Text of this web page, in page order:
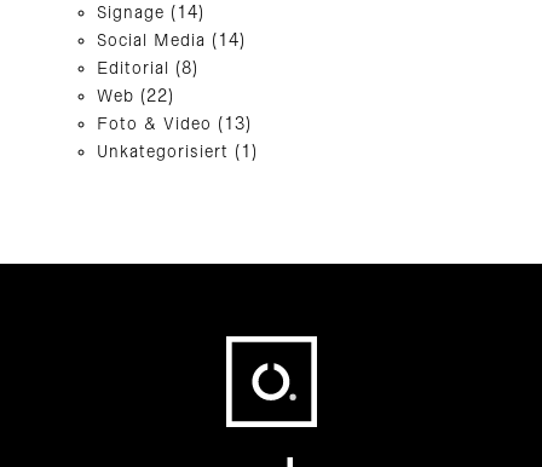
Signage (14)
Social Media (14)
Editorial (8)
Web (22)
Foto & Video (13)
Unkategorisiert (1)